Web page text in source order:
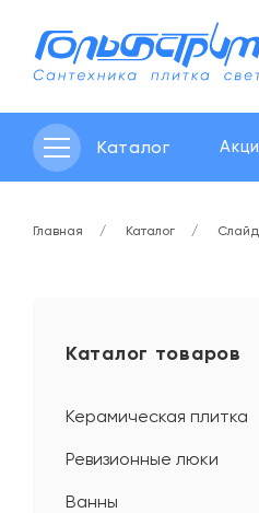
Каталог
Главная Каталог
Каталог товаров
Керамическая плитка
Ревизионные люки
Ванны